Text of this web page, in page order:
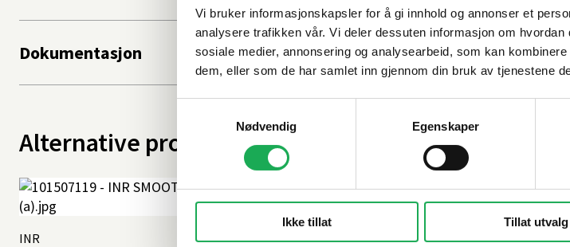
Vi bruker informasjonskapsler for å gi innhold og annonser et
analysere trafikken vår. Vi deler dessuten informasjon om
sosiale medier, annonsering og analysearbeid, som kan
dem, eller som de har samlet inn gjennom din bruk av tjenestene
Nødvendig
Egenskaper
Ikke tillat Tillat utvalg
Dokumentasjon
Alternative produkter
INR VAL BAD